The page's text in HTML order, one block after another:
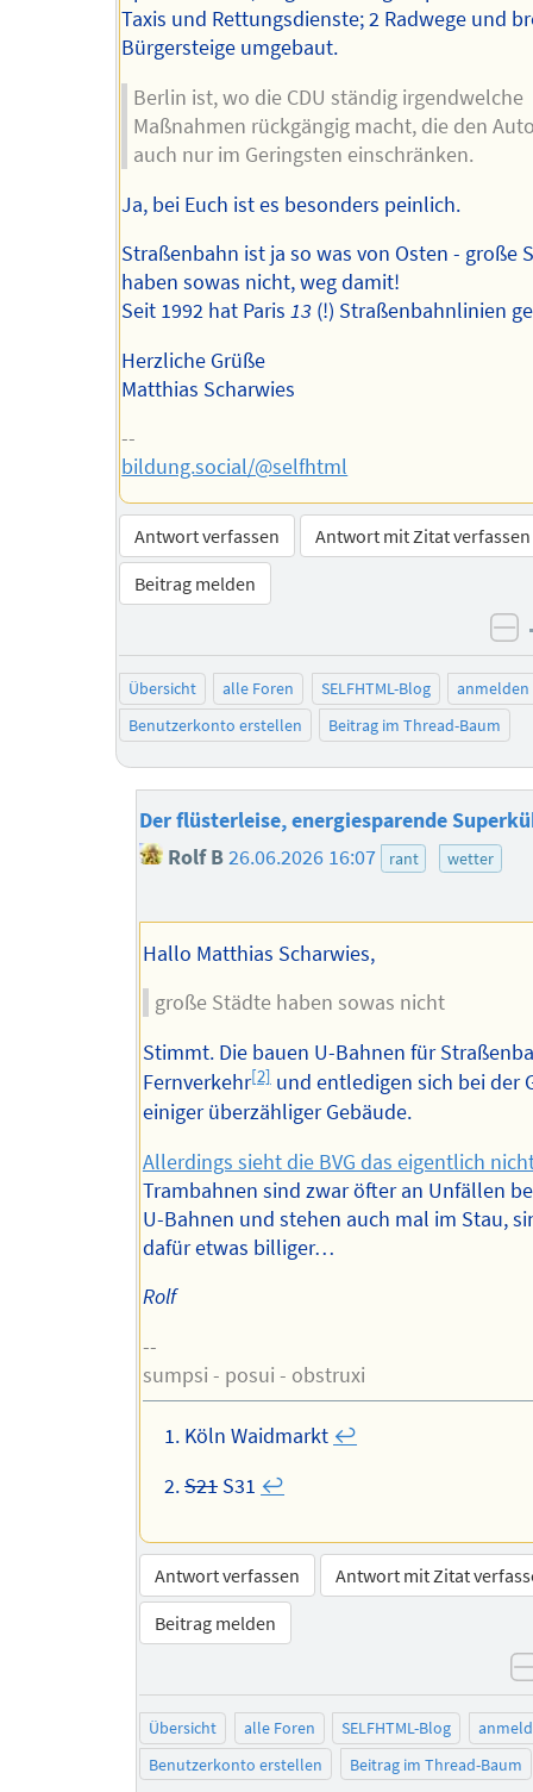
Taxis und Rettungsdienste; 2 Radwege und
Bürgersteige umgebaut.
Berlin ist, wo die CDU ständig irgendwelche
Maßnahmen rückgängig macht, die den
auch nur im Geringsten einschränken.
Ja, bei Euch ist es besonders peinlich.
Straßenbahn ist ja so was von Osten - große
haben sowas nicht, weg damit!
Seit 1992 hat Paris13 (!) Straßenbahnlinien
Herzliche Grüße
Matthias Scharwies
--
bildung.social/@selfhtml
Antwort verfassen
Antwort mit Zitat verfassen
Beitrag melden
Übersicht alle Foren SELFHTML-Blog
anmelden
Benutzerkonto erstellen
Beitrag im Thread-Baum
Der flüsterleise, energiesparende
Rolf B26.06.2026 16:07 rant wetter
Hallo Matthias Scharwies,
große Städte haben sowas nicht
Stimmt. Die bauen U-Bahnen für
Fernverkehr[2]und entledigen sich bei der
einiger überzähliger Gebäude.
Allerdings sieht die BVG das eigentlich
Trambahnen sind zwar öfter an Unfällen
U-Bahnen und stehen auch mal im Stau,
dafür etwas billiger…
Rolf
--
sumpsi - posui - obstruxi
Köln Waidmarkt ↩︎
S21 S31 ↩︎
Antwort verfassen
Antwort mit Zitat
Beitrag melden
Übersicht alle Foren SELFHTML-Blog
Benutzerkonto erstellen
Beitrag im Thread-Baum